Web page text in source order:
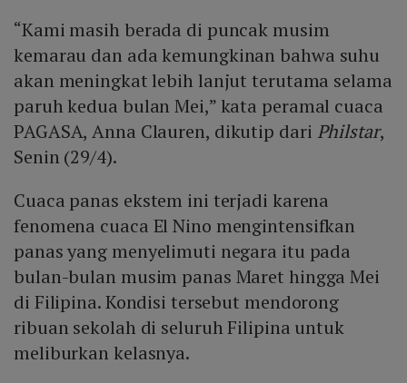
“Kami masih berada di puncak musim
kemarau dan ada kemungkinan bahwa suhu
akan meningkat lebih lanjut terutama selama
paruh kedua bulan Mei,” kata peramal cuaca
PAGASA, Anna Clauren, dikutip dari Philstar,
Senin (29/4).
Cuaca panas ekstem ini terjadi karena
fenomena cuaca El Nino mengintensifkan
panas yang menyelimuti negara itu pada
bulan-bulan musim panas Maret hingga Mei
di Filipina. Kondisi tersebut mendorong
ribuan sekolah di seluruh Filipina untuk
meliburkan kelasnya.